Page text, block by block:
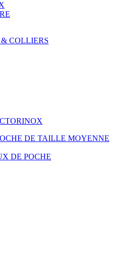
COLLIERS
DE TAILLE MOYENNE
DE POCHE